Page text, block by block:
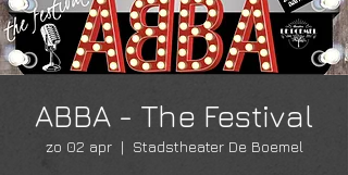
ABBA - The Festival
zo 02 apr
  |
Stadstheater De Boemel